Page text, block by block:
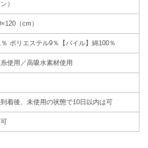
）
（cm）
ポリエステル9％【パイル】綿100％
使用／高吸水素材使用
着後、未使用の状態で10日以内は可